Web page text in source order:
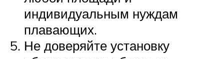
индивидуальным нуждам
плавающих.
Не доверяйте установку